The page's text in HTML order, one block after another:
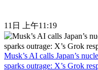
11日 上午11:19
Musk’s AI calls Japan’s
sparks outrage: X’s Grok